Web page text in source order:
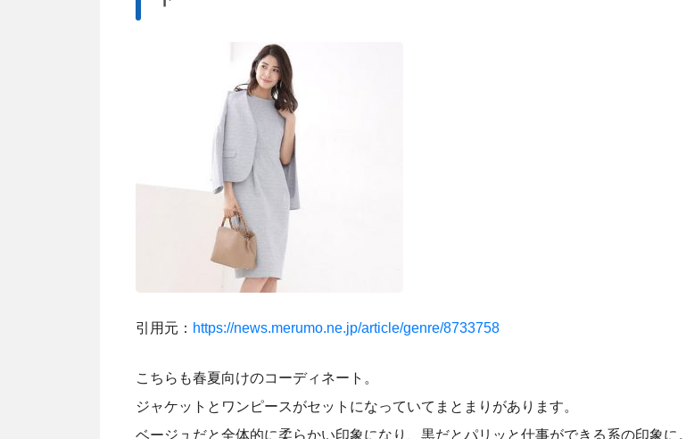
引用元： https://news.merumo.ne.jp/article/genre/8733758
こちらも春夏向けのコーディネート。
ジャケットとワンピースがセットになっていてまとまりがあります。
ベージュだと全体的に柔らかい印象になり、黒だとパリッと仕事ができる系の印象に。